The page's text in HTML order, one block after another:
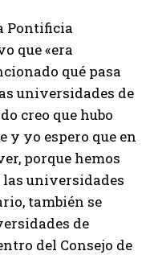
Pontificia
que «era
qué pasa
universidades de
creo que hubo
y yo espero que en
porque hemos
las universidades
también se
de
del Consejo de